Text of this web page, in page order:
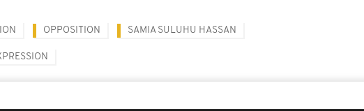
OPPOSITION SAMIA SULUHU HASSAN